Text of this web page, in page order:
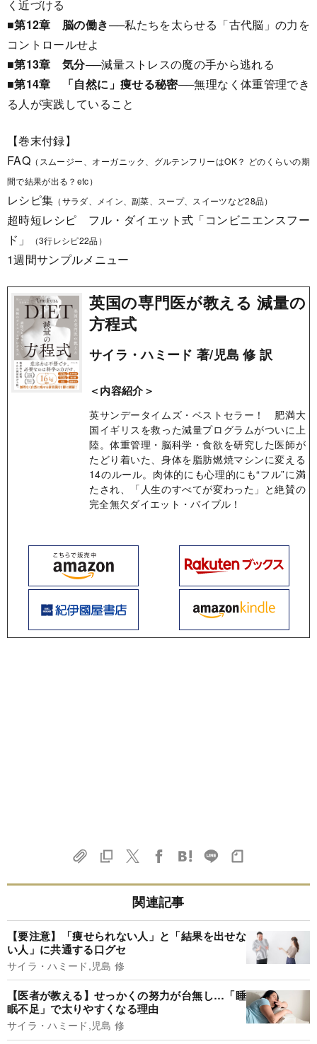
く近づける
■第12章 脳の働き──私たちを太らせる「古代脳」の力を
コントロールせよ
■第13章 気分──減量ストレスの魔の手から逃れる
■第14章 「自然に」痩せる秘密──無理なく体重管理でき
る人が実践していること
【巻末付録】
FAQ（スムージー、オーガニック、グルテンフリーはOK？ どのくらいの期
間で結果が出る？etc）
レシピ集 （サラダ、メイン、副菜、スープ、スイーツなど28品）
超時短レシピ フル・ダイエット式「コンビニエンスフー
ド」
（3行レシピ22品）
1週間サンプルメニュー
英国の専門医が教える 減量の
方程式
サイラ・ハミード 著/児島 修 訳
＜内容紹介＞
英サンデータイムズ・ベストセラー！ 肥満大
国イギリスを救った減量プログラムがついに上
陸。体重管理・脳科学・食欲を研究した医師が
たどり着いた、身体を脂肪燃焼マシンに変える
14のルール。肉体的にも心理的にも“フル”に満
たされ、「人生のすべてが変わった」と絶賛の
完全無欠ダイエット・バイブル！
関連記事
【要注意】「痩せられない人」と「結果を出せな
い人」に共通する口グセ
サイラ・ハミード,児島 修
【医者が教える】せっかくの努力が台無し…「睡
眠不足」で太りやすくなる理由
サイラ・ハミード,児島 修